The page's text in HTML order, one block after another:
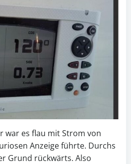
war es flau mit Strom von
Anzeige führte. Durchs
Grund rückwärts. Also